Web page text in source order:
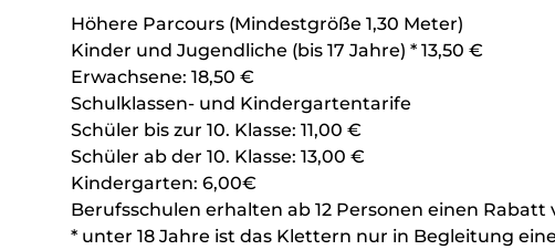
Höhere Parcours (Mindestgröße 1,30 Meter)
Kinder und Jugendliche (bis 17 Jahre) * 13,50 €
Erwachsene: 18,50 €
Schulklassen- und Kindergartentarife
Schüler bis zur 10. Klasse: 11,00 €
Schüler ab der 10. Klasse: 13,00 €
Kindergarten: 6,00€
Berufsschulen erhalten ab 12 Personen einen Rabatt
* unter 18 Jahre ist das Klettern nur in Begleitung